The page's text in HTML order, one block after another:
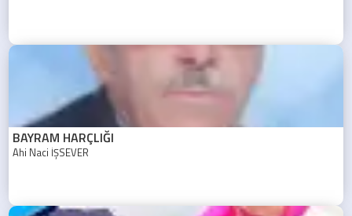
BAYRAM HARÇLIĞI
Ahi Naci İŞSEVER